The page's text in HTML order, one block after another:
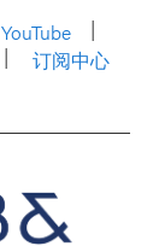
YouTube
订阅中心